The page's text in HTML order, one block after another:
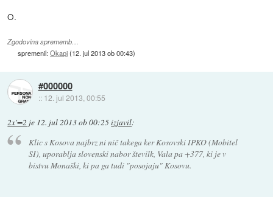
O.
Zgodovina sprememb…
spremenil:Okapi(12. jul 2013 ob 00:43)
#000000
:: 12. jul 2013, 00:55
2x'=2 je 12. jul 2013 ob 00:25izjavil:
Klic s Kosova najbrz ni nič takega ker Kosovski IPKO (Mobitel
SI), uporablja slovenski nabor številk, Vala pa +377, ki je v
bistvu Monaški, ki pa ga tudi "posojaju" Kosovu.